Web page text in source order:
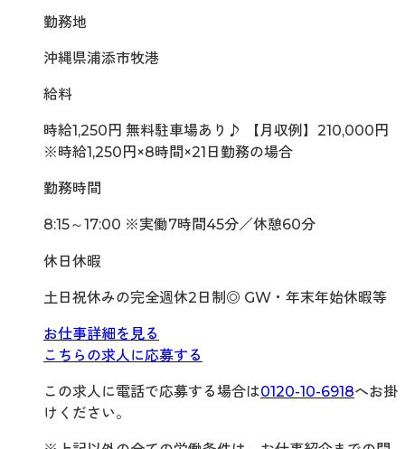
勤務地
沖縄県浦添市牧港
給料
時給1,250円 無料駐車場あり♪ 【月収例】210,000円
※時給1,250円×8時間×21日勤務の場合
勤務時間
8:15～17:00 ※実働7時間45分／休憩60分
休日休暇
土日祝休みの完全週休2日制◎ GW・年末年始休暇等
お仕事詳細を見る
こちらの求人に応募する
この求人に電話で応募する場合は0120-10-6918へお掛
けください。